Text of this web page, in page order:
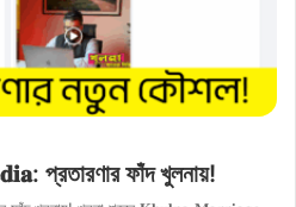
প্রতারণার ফাঁদ খুলনায়!